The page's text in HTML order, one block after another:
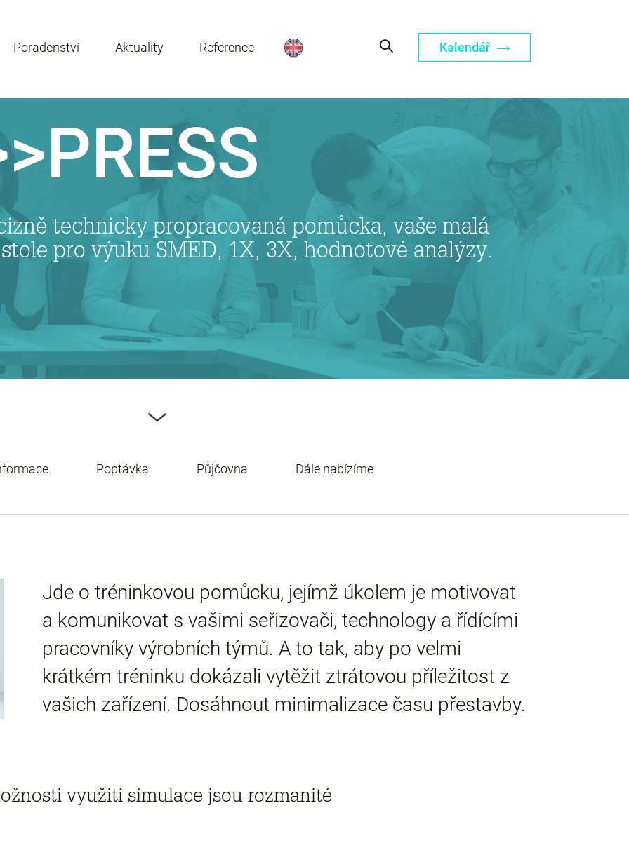
Poradenství Aktuality Reference Kalendář
technicky propracovaná pomůcka, vaše malá
pro výuku SMED, 1X, 3X, hodnotové analýzy.
Poptávka Půjčovna Dále nabízíme
Jde o tréninkovou pomůcku, jejímž úkolem je motivovat
a komunikovat s vašimi seřizovači, technology a řídícími
pracovníky výrobních týmů. A to tak, aby po velmi
krátkém tréninku dokázali vytěžit ztrátovou příležitost z
vašich zařízení. Dosáhnout minimalizace času přestavby.
využití simulace jsou rozmanité